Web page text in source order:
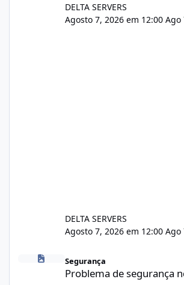
DELTA SERVERS
Agosto 7, 2026 em 12:00 Ago
DELTA SERVERS
Agosto 7, 2026 em 12:00 Ago
Problema de segurança no csf
Segurança
Problema de segurança